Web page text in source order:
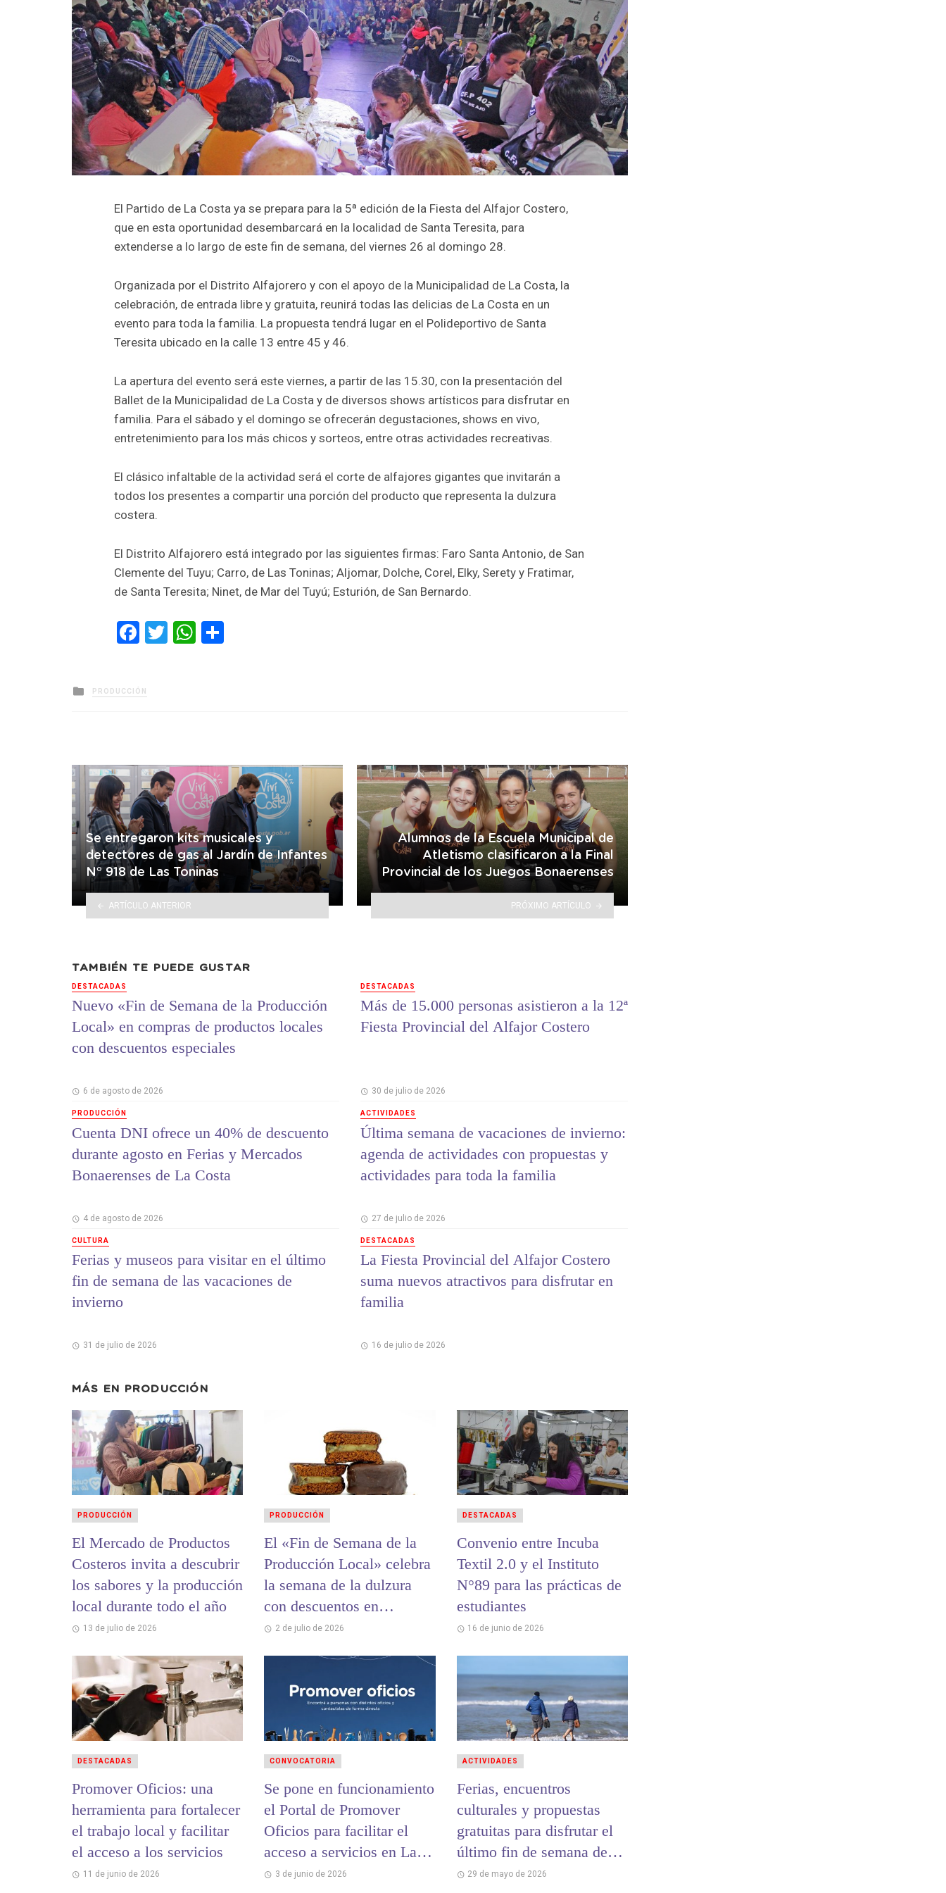
El Partido de La Costa ya se prepara para la 5ª edición de la Fiesta del Alfajor Costero,
que en esta oportunidad desembarcará en la localidad de Santa Teresita, para
extenderse a lo largo de este fin de semana, del viernes 26 al domingo 28.
Organizada por el Distrito Alfajorero y con el apoyo de la Municipalidad de La Costa, la
celebración, de entrada libre y gratuita, reunirá todas las delicias de La Costa en un
evento para toda la familia. La propuesta tendrá lugar en el Polideportivo de Santa
Teresita ubicado en la calle 13 entre 45 y 46.
La apertura del evento será este viernes, a partir de las 15.30, con la presentación del
Ballet de la Municipalidad de La Costa y de diversos shows artísticos para disfrutar en
familia. Para el sábado y el domingo se ofrecerán degustaciones, shows en vivo,
entretenimiento para los más chicos y sorteos, entre otras actividades recreativas.
El clásico infaltable de la actividad será el corte de alfajores gigantes que invitarán a
todos los presentes a compartir una porción del producto que representa la dulzura
costera.
El Distrito Alfajorero está integrado por las siguientes firmas: Faro Santa Antonio, de San
Clemente del Tuyu; Carro, de Las Toninas; Aljomar, Dolche, Corel, Elky, Serety y Fratimar,
de Santa Teresita; Ninet, de Mar del Tuyú; Esturión, de San Bernardo.
Facebook
TwitterWhatsApp
Posted
in
PRODUCCIÓN
Se entregaron kits musicales y
detectores de gas al Jardín de Infantes
N° 918 de Las Toninas
ARTÍCULO ANTERIOR
Alumnos de la Escuela Municipal de
Atletismo clasificaron a la Final
Provincial de los Juegos Bonaerenses
PRÓXIMO ARTÍCULO
TAMBIÉN TE PUEDE GUSTAR
DESTACADAS
Nuevo «Fin de Semana de la Producción
Local» en compras de productos locales
con descuentos especiales
6 de agosto de 2026
PRODUCCIÓN
Cuenta DNI ofrece un 40% de descuento
durante agosto en Ferias y Mercados
Bonaerenses de La Costa
4 de agosto de 2026
CULTURA
Ferias y museos para visitar en el último
fin de semana de las vacaciones de
invierno
31 de julio de 2026
DESTACADAS
Más de 15.000 personas asistieron a la 12ª
Fiesta Provincial del Alfajor Costero
30 de julio de 2026
ACTIVIDADES
Última semana de vacaciones de invierno:
agenda de actividades con propuestas y
actividades para toda la familia
27 de julio de 2026
DESTACADAS
La Fiesta Provincial del Alfajor Costero
suma nuevos atractivos para disfrutar en
familia
16 de julio de 2026
MÁS EN PRODUCCIÓN
El Mercado de Productos
Costeros invita a descubrir
los sabores y la producción
local durante todo el año
13 de julio de 2026
PRODUCCIÓN
El «Fin de Semana de la
Producción Local» celebra
la semana de la dulzura
con descuentos en
alfajores y chocolates
2 de julio de 2026
PRODUCCIÓN
Convenio entre Incuba
Textil 2.0 y el Instituto
N°89 para las prácticas de
estudiantes
16 de junio de 2026
DESTACADAS
Promover Oficios: una
herramienta para fortalecer
el trabajo local y facilitar
el acceso a los servicios
11 de junio de 2026
DESTACADAS
Se pone en funcionamiento
el Portal de Promover
Oficios para facilitar el
acceso a servicios en La
Costa
3 de junio de 2026
CONVOCATORIA
Ferias, encuentros
culturales y propuestas
gratuitas para disfrutar el
último fin de semana de
mayo en La Costa
29 de mayo de 2026
ACTIVIDADES